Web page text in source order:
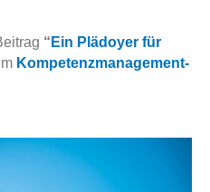
“ Ein Plädoyer für
Kompetenzmanagement-